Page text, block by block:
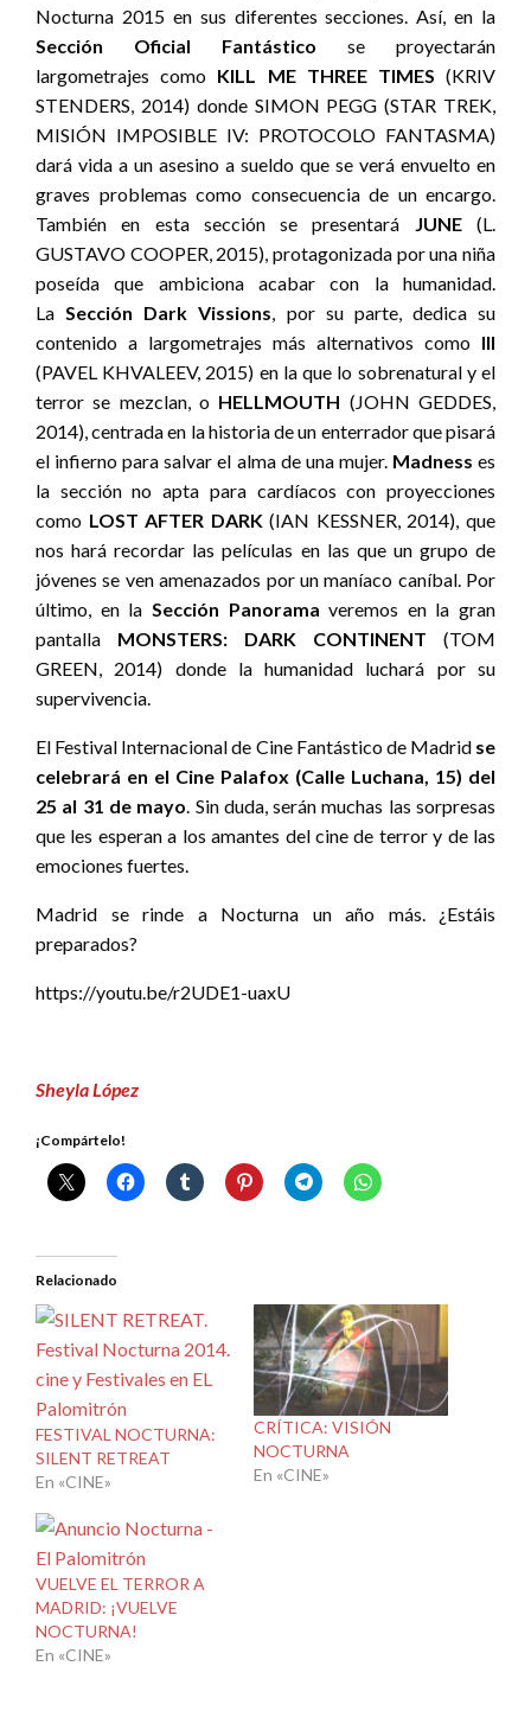
Nocturna 2015 en sus diferentes secciones. Así, en la
Sección Oficial Fantástico se proyectarán
largometrajes como KILL ME THREE TIMES (KRIV
STENDERS, 2014) donde SIMON PEGG (STAR TREK,
MISIÓN IMPOSIBLE IV: PROTOCOLO FANTASMA)
dará vida a un asesino a sueldo que se verá envuelto en
graves problemas como consecuencia de un encargo.
También en esta sección se presentará JUNE(L.
GUSTAVO COOPER, 2015), protagonizada por una niña
poseída que ambiciona acabar con la humanidad.
La Sección Dark Vissions, por su parte, dedica su
contenido a largometrajes más alternativos como III
(PAVEL KHVALEEV, 2015) en la que lo sobrenatural y el
terror se mezclan, o HELLMOUTH (JOHN GEDDES,
2014), centrada en la historia de un enterrador que pisará
el infierno para salvar el alma de una mujer. Madness es
la sección no apta para cardíacos con proyecciones
como LOST AFTER DARK(IAN KESSNER, 2014), que
nos hará recordar las películas en las que un grupo de
jóvenes se ven amenazados por un maníaco caníbal. Por
último, en la Sección Panorama veremos en la gran
pantalla MONSTERS: DARK CONTINENT (TOM
GREEN, 2014) donde la humanidad luchará por su
supervivencia.
El Festival Internacional de Cine Fantástico de Madrid se
celebrará en el Cine Palafox (Calle Luchana, 15) del
25 al 31 de mayo. Sin duda, serán muchas las sorpresas
que les esperan a los amantes del cine de terror y de las
emociones fuertes.
Madrid se rinde a Nocturna un año más. ¿Estáis
preparados?
https://youtu.be/r2UDE1-uaxU
Sheyla López
¡Compártelo!
Relacionado
FESTIVAL NOCTURNA:
SILENT RETREAT
En «CINE»
CRÍTICA: VISIÓN
NOCTURNA
En «CINE»
VUELVE EL TERROR A
MADRID: ¡VUELVE
NOCTURNA!
En «CINE»